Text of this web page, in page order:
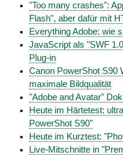
"Too many crashes":
Flash", aber dafür mit
Everything Adobe: wie
JavaScript als "SWF
Plug-in
Canon PowerShot S90
maximale Bildqualität
"Adobe and Avatar"
Heute im Härtetest:
PowerShot S90"
Heute im Kurztest:
Live-Mitschnitte in